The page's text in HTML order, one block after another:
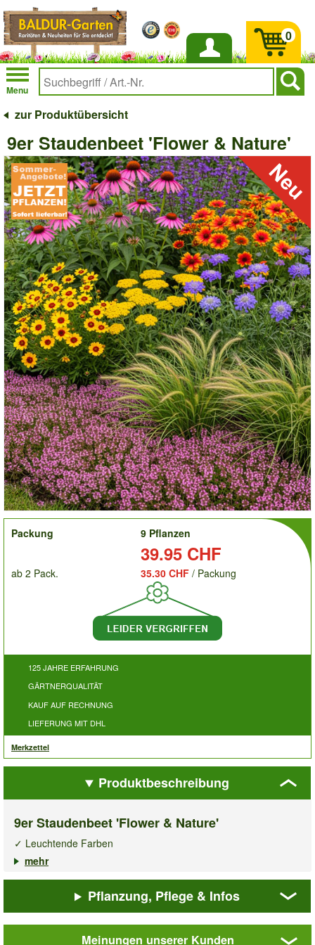
Anmelden
Menu
0
zur Produktübersicht
9er Staudenbeet 'Flower & Nature'
order
Packung
9 Pflanzen
39.95 CHF
ab 2 Pack. 35.30 CHF / Packung
125 JAHRE ERFAHRUNG
GÄRTNERQUALITÄT
KAUF AUF RECHNUNG
LIEFERUNG MIT DHL
Merkzettel
Produktbeschreibung
9er Staudenbeet 'Flower & Nature'
✓ Leuchtende Farben
✓ Ausgewogene Wuchshöhen & Blütezeiten
Staudenbeet Flower & Naturebietet Ihnen ein
Blütenmeer, das das ganze Gartenjahr über begeistert! Das
Beet betört mit einer harmonischen Mischung aus zierlichen
Bodendeckern, filigranen Blütenwolken und attraktivem
mehr
Pflanzung, Pflege & Infos
Meinungen unserer Kunden